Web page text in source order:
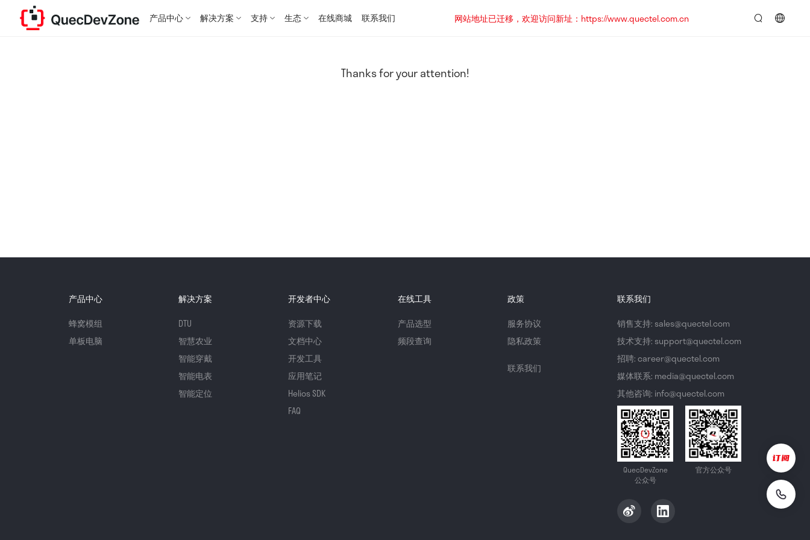
产品中心 解决方案 支持 生态 在线商城 联系我们
网站地址已迁移，欢迎访问新址：https://www.quectel.com.cn
Thanks for your attention!
产品中心
蜂窝模组
单板电脑
解决方案
DTU
智慧农业
智能穿戴
智能电表
智能定位
开发者中心
资源下载
文档中心
开发工具
应用笔记
Helios SDK
FAQ
在线工具
产品选型
频段查询
政策
服务协议
隐私政策
联系我们
联系我们
销售支持: sales@quectel.com
技术支持: support@quectel.com
招聘: career@quectel.com
媒体联系: media@quectel.com
其他咨询: info@quectel.com
QuecDevZone
公众号
官方公众号